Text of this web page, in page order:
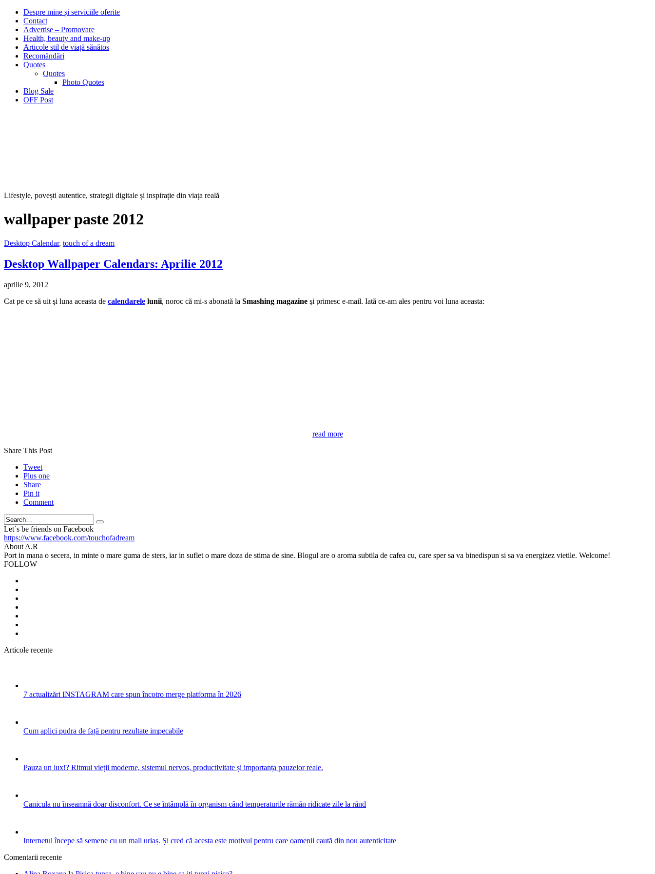
Despre mine și serviciile oferite
Contact
Advertise – Promovare
Health, beauty and make-up
Articole stil de viață sănătos
Recomăndări
Quotes
Quotes
Photo Quotes
Blog Sale
OFF Post
Lifestyle, povești autentice, strategii digitale și inspirație din viața reală
wallpaper paste 2012
Desktop Calendar, touch of a dream
Desktop Wallpaper Calendars: Aprilie 2012
aprilie 9, 2012
Cat pe ce să uit şi luna aceasta de calendarele lunii, noroc că mi-s abonată la Smashing magazine şi primesc e-mail. Iată ce-am ales pentru voi luna aceasta:
read more
Share This Post
Tweet
Plus one
Share
Pin it
Comment
Search
Let`s be friends on Facebook
https://www.facebook.com/touchofadream
About A.R
Port in mana o secera, in minte o mare guma de sters, iar in suflet o mare doza de stima de sine. Blogul are o aroma subtila de cafea cu, care sper sa va binedispun si sa va energizez vietile. Welcome!
FOLLOW
Articole recente
7 actualizări INSTAGRAM care spun încotro merge platforma în 2026
Cum aplici pudra de față pentru rezultate impecabile
Pauza un lux!? Ritmul vieții moderne, sistemul nervos, productivitate și importanța pauzelor reale.
Canicula nu înseamnă doar disconfort. Ce se întâmplă în organism când temperaturile rămân ridicate zile la rând
Internetul începe să semene cu un mall uriaș. Și cred că acesta este motivul pentru care oamenii caută din nou autenticitate
Comentarii recente